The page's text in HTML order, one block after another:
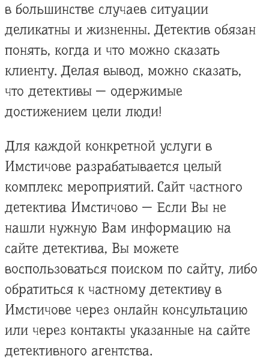
в большинстве случаев ситуации
деликатны и жизненны. Детектив обязан
понять, когда и что можно сказать
клиенту. Делая вывод, можно сказать,
что детективы — одержимые
достижением цели люди!
Для каждой конкретной услуги в
Имстичове разрабатывается целый
комплекс мероприятий. Сайт частного
детектива Имстичово — Если Вы не
нашли нужную Вам информацию на
сайте детектива, Вы можете
воспользоваться поиском по сайту, либо
обратиться к частному детективу в
Имстичове через онлайн консультацию
или через контакты указанные на сайте
детективного агентства.